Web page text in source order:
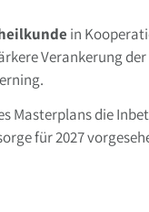
in
Verankerung
Masterplans die
für 2027